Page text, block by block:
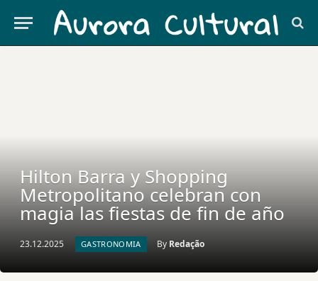
Hilton Barra y Shopping
Metropolitano celebran con
magia las fiestas de fin de año
23.12.2025 GASTRONOMIA By Redação